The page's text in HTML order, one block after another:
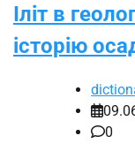
Іліт в
історію
0